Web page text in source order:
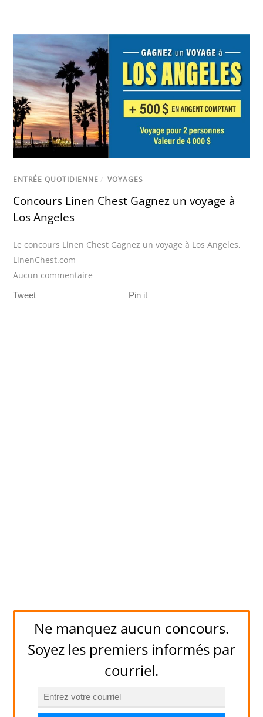
ENTRÉE QUOTIDIENNE / VOYAGES
Concours Linen Chest Gagnez un voyage à
Los Angeles
Le concours Linen Chest Gagnez un voyage à Los Angeles,
LinenChest.com
Aucun commentaire
Tweet Pin it
Ne manquez aucun concours.
Soyez les premiers informés par
courriel.